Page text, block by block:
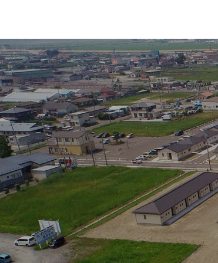
積水ハウスの強み